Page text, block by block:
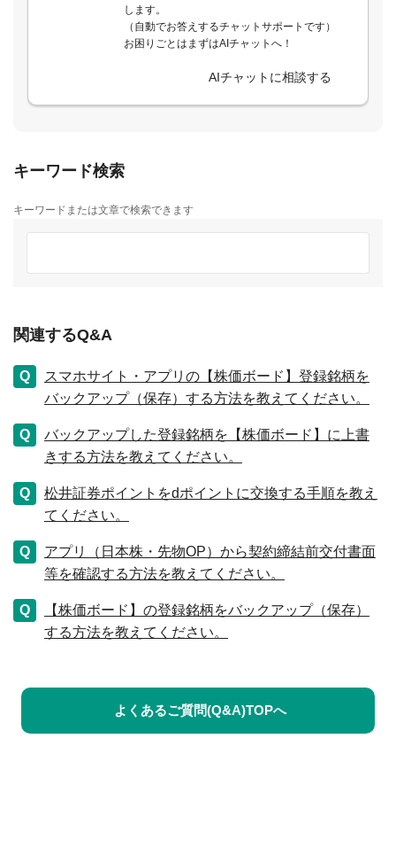
します。
（自動でお答えするチャットサポートです）
お困りごとはまずはAIチャットへ！
AIチャットに相談する
キーワード検索
キーワードまたは文章で検索できます
関連するQ&A
スマホサイト・アプリの【株価ボード】登録銘柄を
バックアップ（保存）する方法を教えてください。
バックアップした登録銘柄を【株価ボード】に上書
きする方法を教えてください。
松井証券ポイントをdポイントに交換する手順を教え
てください。
アプリ（日本株・先物OP）から契約締結前交付書面
等を確認する方法を教えてください。
【株価ボード】の登録銘柄をバックアップ（保存）
する方法を教えてください。
よくあるご質問(Q&A)TOPへ